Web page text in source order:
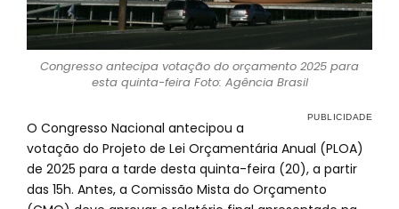
Congresso antecipa votação do orçamento 2025 para
esta quinta-feira Foto: Agência Brasil
O Congresso Nacional antecipou a
votação do Projeto de Lei Orçamentária Anual (PLOA)
de 2025 para a tarde desta quinta-feira (20), a partir
das 15h. Antes, a Comissão Mista do Orçamento